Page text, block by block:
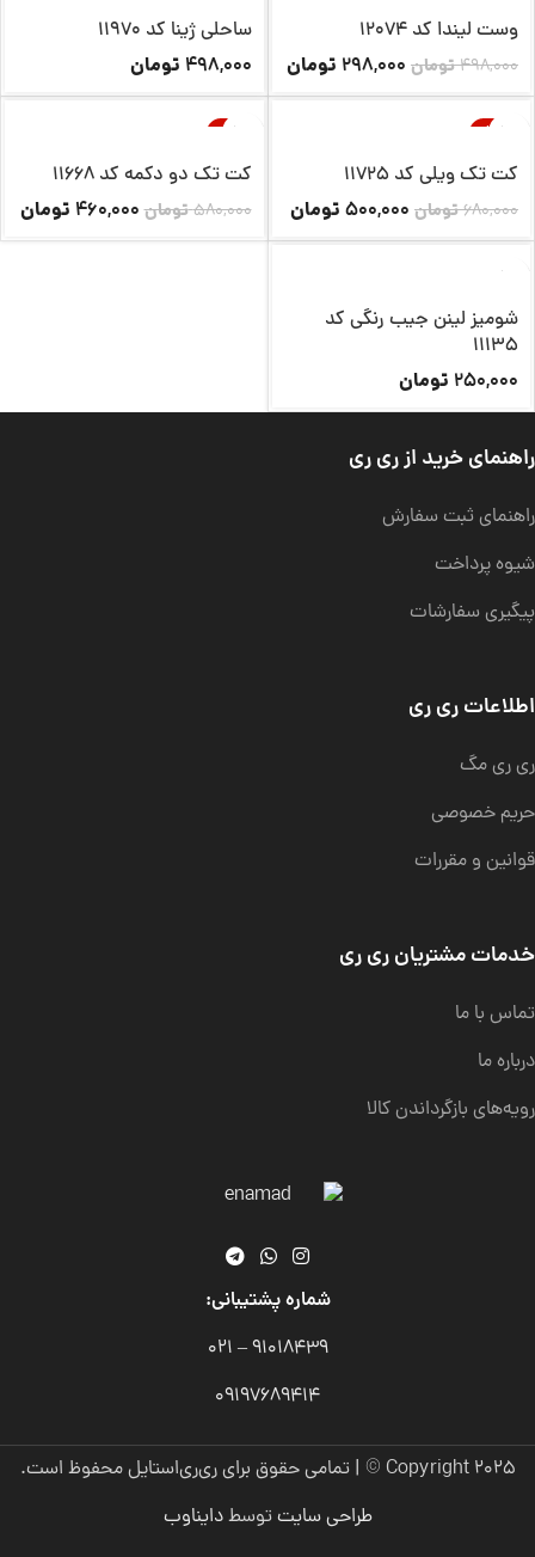
ناموجود
وست لیندا کد 12074
498,000تومان 298,000 تومان
ساحلی ژینا کد 11970
498,000 تومان
-26%
ناموجود
کت تک ویلی کد 11725
680,000تومان 500,000 تومان
-21%
ناموجود
کت تک دو دکمه کد 11668
580,000تومان460,000 تومان
ناموجود
شومیز لینن جیب رنگی کد
11135
250,000 تومان
راهنمای خرید از ری ری
راهنمای ثبت سفارش
شیوه پرداخت
پیگیری سفارشات
اطلاعات ری ری
ری ری مگ
حریم خصوصی
قوانین و مقررات
خدمات مشتریان ری ری
تماس با ما
درباره ما
رویه‌های بازگرداندن کالا
شماره پشتیبانی:
91018439 – 021
09197689414
Copyright 2025 © | تمامی حقوق برای ری‌ری‌استایل محفوظ است.
طراحی سایتتوسطدایناوب